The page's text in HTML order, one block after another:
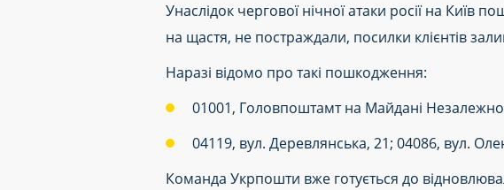
Унаслідок чергової нічної атаки росії на
на щастя, не постраждали, посилки клієнтів
Наразі відомо про такі пошкодження:
01001, Головпоштамт на Майдані
04119, вул. Деревлянська, 21; 04086, вул.
Команда Укрпошти вже готується до